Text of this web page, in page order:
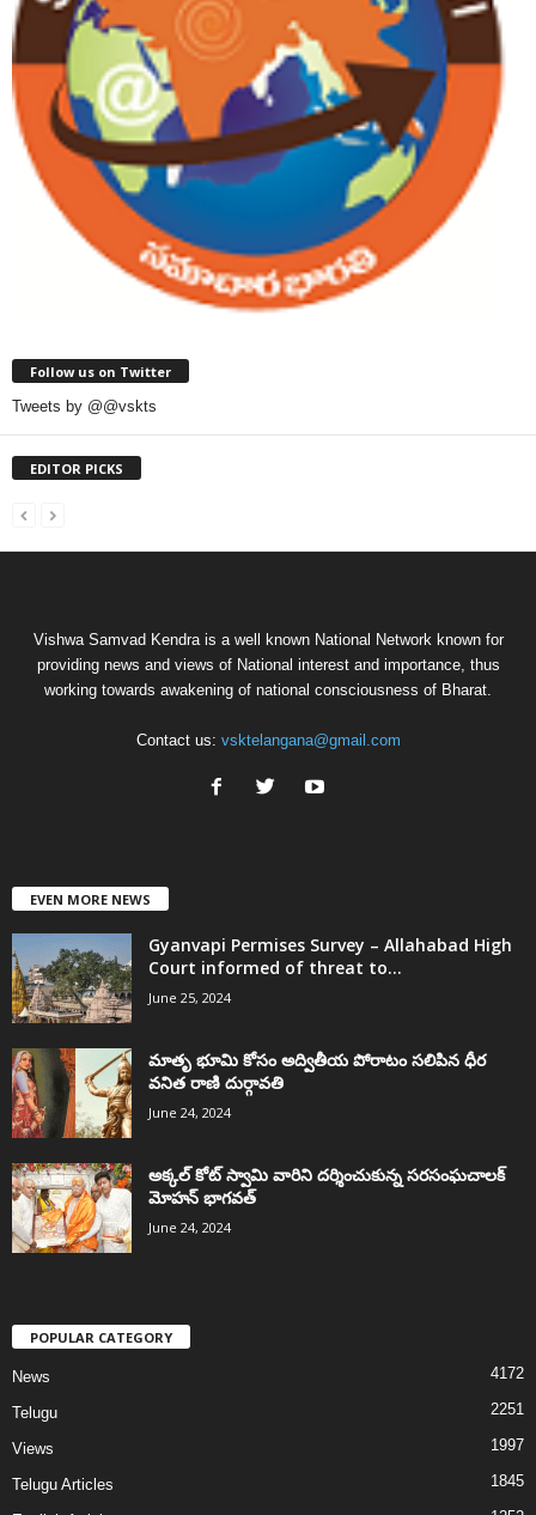
Follow us on Twitter
Tweets by @@vskts
EDITOR PICKS
Vishwa Samvad Kendra is a well known National Network known for
providing news and views of National interest and importance, thus
working towards awakening of national consciousness of Bharat.
Contact us: vsktelangana@gmail.com
EVEN MORE NEWS
Gyanvapi Permises Survey – Allahabad High
Court informed of threat to...
June 25, 2024
మాతృ భూమి కోసం అద్వితీయ పోరాటం సలిపిన ధీర
వనిత రాణి దుర్గావతి
June 24, 2024
అక్కల్‌ కోట్‌ స్వామి వారిని దర్శించుకున్న సరసంఘచాలక్
మోహన్ భాగవత్
June 24, 2024
POPULAR CATEGORY
News 4172
Telugu 2251
Views 1997
Telugu Articles 1845